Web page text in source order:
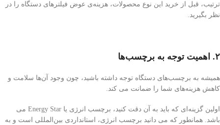
ترتیب، قبل از خرید این نوع محصولات، هزینه‌ی عوض فیلترهای دستگاه را در
نظر بگیرید.
۲. اهمیت توجه به برچسب‌ها
همیشه به برچسب‌های دستگاه توجه داشته باشید، چون وجود آن‌ها سلامت و
کاهش هزینه‌های شما را ضمانت می کند.
اولین گزینه‌ای که باید به آن دقت کنید، برچسب انرژی یا Energy Star می
باشد. همانطور که می دانید برچسب انرژی، استانداردی بین‌المللی است و به